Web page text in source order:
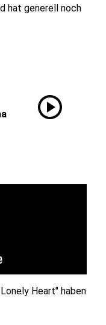
hat generell noch
play_circle
Heart" haben